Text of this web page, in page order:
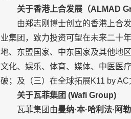
关于香港上合发展（ALMAD
由郑志刚博士创立的香港上合
业集团，致力投资可望在未来二十
地、东盟国家、中东国家及其他地
文化、娱乐、体育、媒体、中医医
破；及（三）在全球拓展K11 by AC
关于瓦菲集团 (Wafi Group)
瓦菲集团由曼纳·本·哈利法·阿